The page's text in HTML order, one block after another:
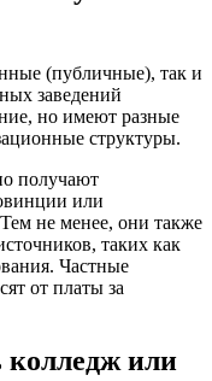
(публичные), так и
заведений
но имеют разные
структуры.
получают
или
не менее, они также
таких как
Частные
от платы за
колледж или